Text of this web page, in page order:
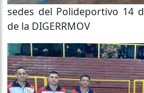
sedes del Polideportivo 14
de la DIGERRMOV